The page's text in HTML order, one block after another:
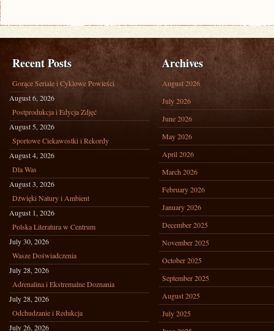
Recent Posts
Gorące Seriale i Cyklowe Powieści
August 6, 2026
Postprodukcja i Edycja Zdjęć
August 5, 2026
Sportowe Ciekawostki i Rekordy
August 4, 2026
Dla Was
August 3, 2026
Dźwięki Natury i Ambient
August 1, 2026
Polska Literatura w Centrum
July 30, 2026
Wasze Doświadczenia
July 28, 2026
Adrenalina i Ekstremalne Doznania
July 28, 2026
Odchudzanie i Redukcja
July 26, 2026
Archives
August 2026
July 2026
June 2026
May 2026
April 2026
March 2026
February 2026
January 2026
December 2025
November 2025
October 2025
September 2025
August 2025
July 2025